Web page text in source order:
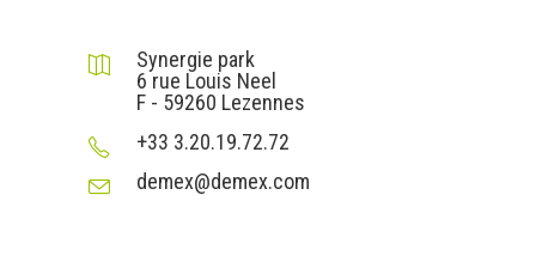
Synergie park
6 rue Louis Neel
F - 59260 Lezennes
+33 3.20.19.72.72
demex@demex.com